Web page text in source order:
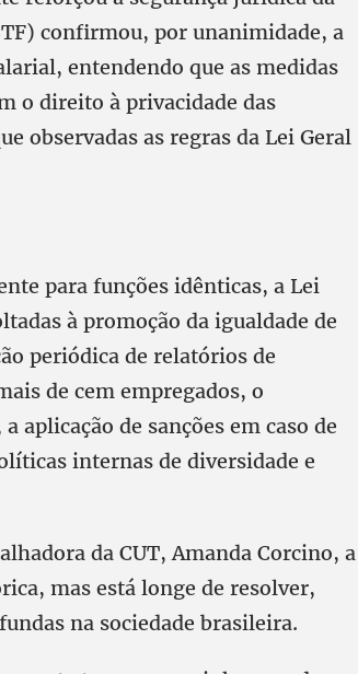
confirmou, por unanimidade, a
entendendo que as medidas
o direito à privacidade das
observadas as regras da Lei Geral
para funções idênticas, a Lei
à promoção da igualdade de
periódica de relatórios de
de cem empregados, o
de sanções em caso de
internas de diversidade e
da CUT, Amanda Corcino, a
mas está longe de resolver,
na sociedade brasileira.